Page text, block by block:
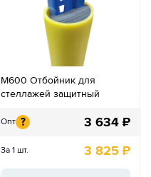
М600 Отбойник для
стеллажей защитный
Опт ? 3 634 ₽
За 1 шт. 3 825 ₽